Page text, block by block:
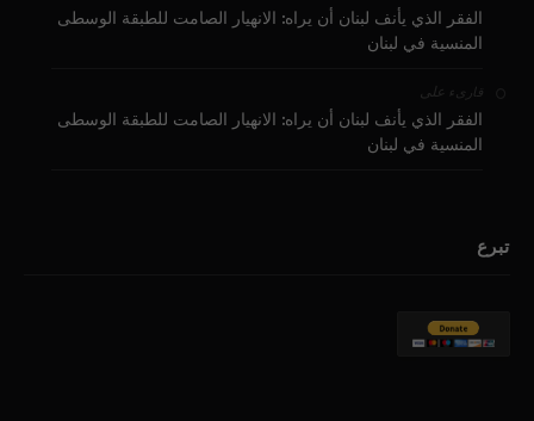
الفقر الذي يأنف لبنان أن يراه: الانهيار الصامت للطبقة الوسطى
المنسية في لبنان
قارىء على
الفقر الذي يأنف لبنان أن يراه: الانهيار الصامت للطبقة الوسطى
المنسية في لبنان
تبرع